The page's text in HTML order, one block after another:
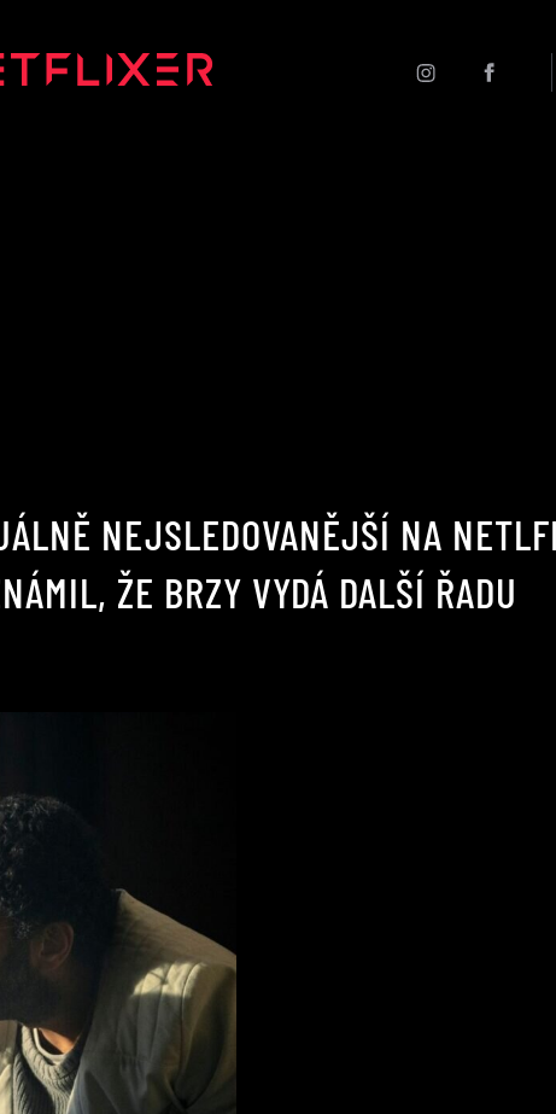
NEJSLEDOVANĚJŠÍ NA
ŽE BRZY VYDÁ DALŠÍ ŘADU